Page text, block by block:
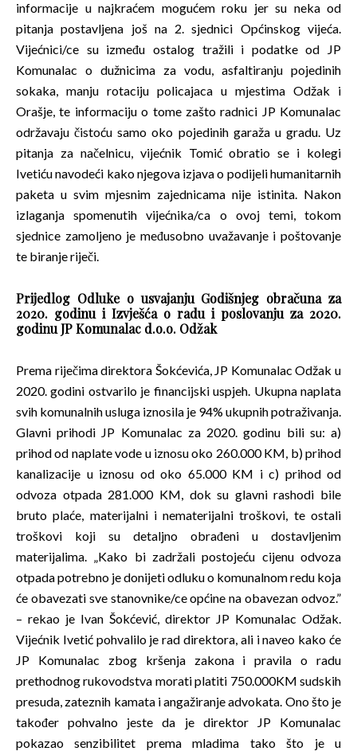
informacije u najkraćem mogućem roku jer su neka od
pitanja postavljena još na 2. sjednici Općinskog vijeća.
Vijećnici/ce su između ostalog tražili i podatke od JP
Komunalac o dužnicima za vodu, asfaltiranju pojedinih
sokaka, manju rotaciju policajaca u mjestima Odžak i
Orašje, te informaciju o tome zašto radnici JP Komunalac
održavaju čistoću samo oko pojedinih garaža u gradu. Uz
pitanja za načelnicu, vijećnik Tomić obratio se i kolegi
Ivetiću navodeći kako njegova izjava o podijeli humanitarnih
paketa u svim mjesnim zajednicama nije istinita. Nakon
izlaganja spomenutih vijećnika/ca o ovoj temi, tokom
sjednice zamoljeno je međusobno uvažavanje i poštovanje
te biranje riječi.
Prijedlog Odluke o usvajanju Godišnjeg obračuna za
2020. godinu i Izvješća o radu i poslovanju za 2020.
godinu JP Komunalac d.o.o. Odžak
Prema riječima direktora Šokćevića, JP Komunalac Odžak u
2020. godini ostvarilo je financijski uspjeh. Ukupna naplata
svih komunalnih usluga iznosila je 94% ukupnih potraživanja.
Glavni prihodi JP Komunalac za 2020. godinu bili su: a)
prihod od naplate vode u iznosu oko 260.000 KM, b) prihod
kanalizacije u iznosu od oko 65.000 KM i c) prihod od
odvoza otpada 281.000 KM, dok su glavni rashodi bile
bruto plaće, materijalni i nematerijalni troškovi, te ostali
troškovi koji su detaljno obrađeni u dostavljenim
materijalima. „Kako bi zadržali postojeću cijenu odvoza
otpada potrebno je donijeti odluku o komunalnom redu koja
će obavezati sve stanovnike/ce općine na obavezan odvoz.”
– rekao je Ivan Šokćević, direktor JP Komunalac Odžak.
Vijećnik Ivetić pohvalilo je rad direktora, ali i naveo kako će
JP Komunalac zbog kršenja zakona i pravila o radu
prethodnog rukovodstva morati platiti 750.000KM sudskih
presuda, zateznih kamata i angažiranje advokata. Ono što je
također pohvalno jeste da je direktor JP Komunalac
pokazao senzibilitet prema mladima tako što je u